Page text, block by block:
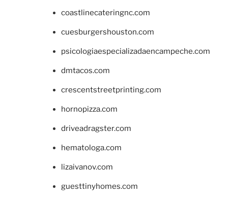
coastlinecateringnc.com
cuesburgershouston.com
psicologiaespecializadaencampeche.com
dmtacos.com
crescentstreetprinting.com
hornopizza.com
driveadragster.com
hematologa.com
lizaivanov.com
guesttinyhomes.com